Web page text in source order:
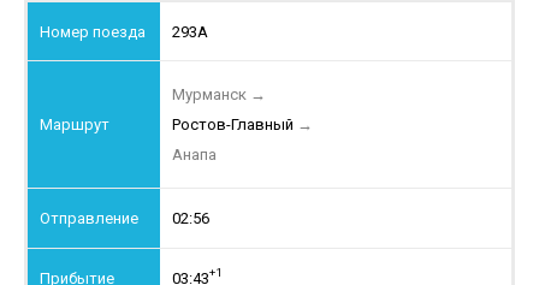
293А
Мурманск →
Ростов-Главный →
Анапа
02:56
03:43+1